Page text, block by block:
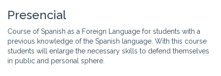
Presencial
Course of Spanish as a Foreign Language for students with a
previous knowledge of the Spanish language. With this course
students will enlarge the necessary skills to defend themselves
in public and personal sphere.